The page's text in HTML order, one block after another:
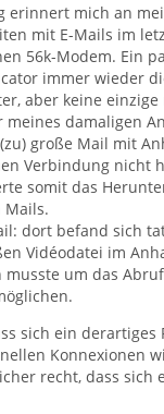
erinnert mich an
mit E-Mails im
56k-Modem. Ein
immer wieder
aber keine einzige
meines damaligen
große Mail mit
Verbindung nicht
somit das
Mails.
dort befand sich
Vidéodatei im
musste um das
sich ein derartiges
Konnexionen
recht, dass sich